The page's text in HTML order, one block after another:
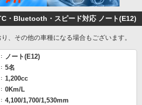
・Bluetooth・スピード対応 ノート(E12)
、その他の車種になる場合もございます。
ノート(E12)
5名
1,200cc
0Km/L
4,100/1,700/1,530mm